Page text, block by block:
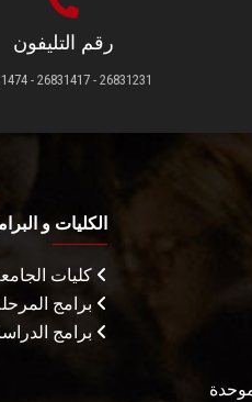
رقم التليفون
26831231 - 26831417 - 26831474
الكليات و
كليات
برامج
برامج